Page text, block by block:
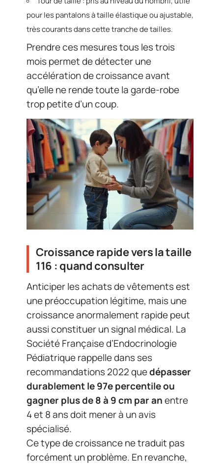
pour les pantalons à taille élastique ou ajustable,
très courants dans cette tranche de tailles.
Prendre ces mesures tous les trois
mois permet de détecter une
accélération de croissance avant
qu’elle ne rende toute la garde-robe
trop petite d’un coup.
Croissance rapide vers la taille
116 : quand consulter
Anticiper les achats de vêtements est
une préoccupation légitime, mais une
croissance anormalement rapide peut
aussi constituer un signal médical. La
Société Française d’Endocrinologie
Pédiatrique rappelle dans ses
recommandations 2022 quedépasser
durablement le 97e percentile ou
gagner plus de 8 à 9 cm par anentre
4 et 8 ans doit mener à un avis
spécialisé.
Ce type de croissance ne traduit pas
forcément un problème. En revanche,